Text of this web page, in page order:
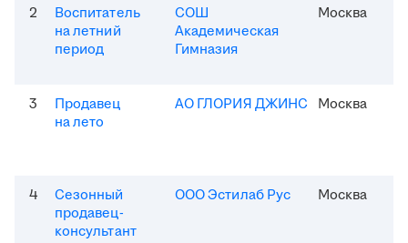
2
Воспитатель
на летний
период
СОШ
Академическая
Гимназия
Москва
3
Продавец
на лето
АО ГЛОРИЯ ДЖИНС Москва
4
Сезонный
продавец-
консультант
ООО Эстилаб Рус Москва